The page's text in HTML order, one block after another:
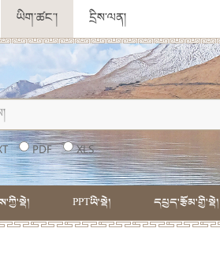
ཡིག་ཚང་། དྲིས་ལན།
PDF XLS
PPTཡི་སྡེ། དཔྱད་རྩོམ་གྱི་སྡེ།